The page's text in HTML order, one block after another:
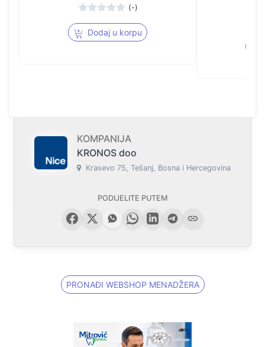
(-)
Dodaj u korpu
KOMPANIJA
KRONOS doo
Krasevo 75, Tešanj, Bosna i Hercegovina
PODIJELITE PUTEM
PRONAĐI WEBSHOP MENADŽERA